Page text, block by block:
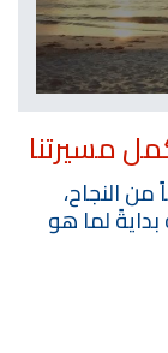
مسيرتنا
قصصاً من النجاح،
لما هو